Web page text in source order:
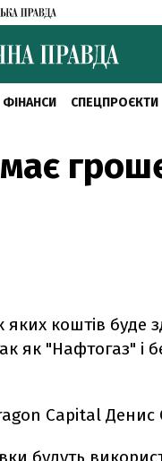
ФІНАНСИ СПЕЦПРОЄКТИ
яких коштів буде
як "Нафтогаз" і
Capital Денис